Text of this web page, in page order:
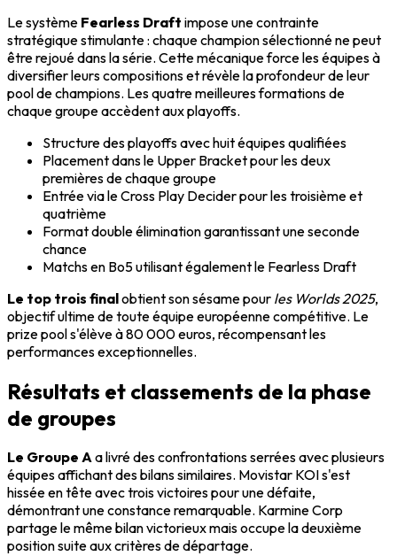
Le système Fearless Draft impose une contrainte
stratégique stimulante : chaque champion sélectionné ne peut
être rejoué dans la série. Cette mécanique force les équipes à
diversifier leurs compositions et révèle la profondeur de leur
pool de champions. Les quatre meilleures formations de
chaque groupe accèdent aux playoffs.
Structure des playoffs avec huit équipes qualifiées
Placement dans le Upper Bracket pour les deux
premières de chaque groupe
Entrée via le Cross Play Decider pour les troisième et
quatrième
Format double élimination garantissant une seconde
chance
Matchs en Bo5 utilisant également le Fearless Draft
Le top trois finalobtient son sésame pour les Worlds 2025,
objectif ultime de toute équipe européenne compétitive. Le
prize pool s'élève à 80 000 euros, récompensant les
performances exceptionnelles.
Résultats et classements de la phase
de groupes
Le Groupe Aa livré des confrontations serrées avec plusieurs
équipes affichant des bilans similaires. Movistar KOI s'est
hissée en tête avec trois victoires pour une défaite,
démontrant une constance remarquable. Karmine Corp
partage le même bilan victorieux mais occupe la deuxième
position suite aux critères de départage.